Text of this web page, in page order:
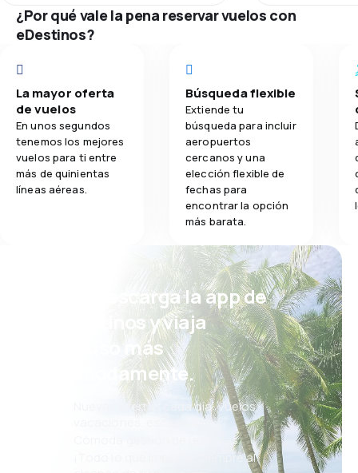
Red de conexiones 4,0
Comodidad de viaje 4,0
Transporte de equipaje 4,0
Comidas 4,0
Comodidad
Transporte
¿Por qué vale la pena reservar vuelos con
eDestinos?
La mayor oferta
de vuelos
En unos segundos
tenemos los mejores
vuelos para ti entre
más de quinientas
líneas aéreas.
Búsqueda flexible
Extiende tu
búsqueda para incluir
aeropuertos
cercanos y una
elección flexible de
fechas para
encontrar la opción
más barata.
¡Eh! Descarga la app de
eDestinos y viaja
incluso más
cómodamente.
Nuevas ofertas cada día: vuelos,
vacaciones, escapadas
Cómoda gestión de reservas
¡Todo lo que importa, siempre al